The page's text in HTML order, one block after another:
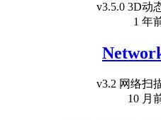
v3.5.0 3D动
1 年
v3.2 网络扫
10 月